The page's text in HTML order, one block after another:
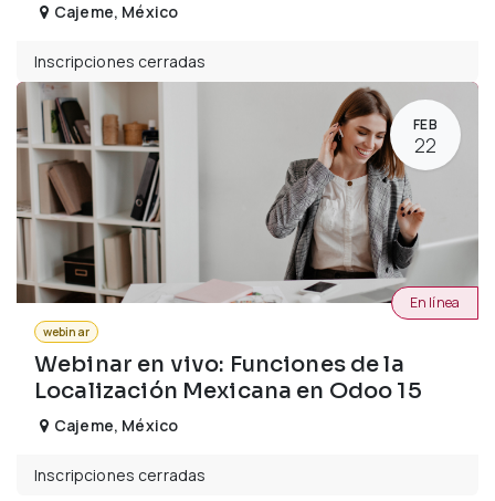
Cajeme, México
Inscripciones cerradas
FEB
22
webinar
Webinar en vivo: Funciones de la
Localización Mexicana en Odoo 15
En línea
Cajeme, México
Inscripciones cerradas